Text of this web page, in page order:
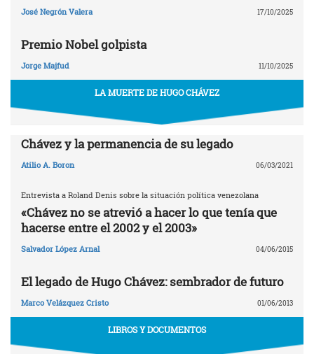
José Negrón Valera 17/10/2025
Premio Nobel golpista
Jorge Majfud 11/10/2025
LA MUERTE DE HUGO CHÁVEZ
Chávez y la permanencia de su legado
Atilio A. Boron 06/03/2021
Entrevista a Roland Denis sobre la situación política venezolana
«Chávez no se atrevió a hacer lo que tenía que
hacerse entre el 2002 y el 2003»
Salvador López Arnal 04/06/2015
El legado de Hugo Chávez: sembrador de futuro
Marco Velázquez Cristo 01/06/2013
LIBROS Y DOCUMENTOS